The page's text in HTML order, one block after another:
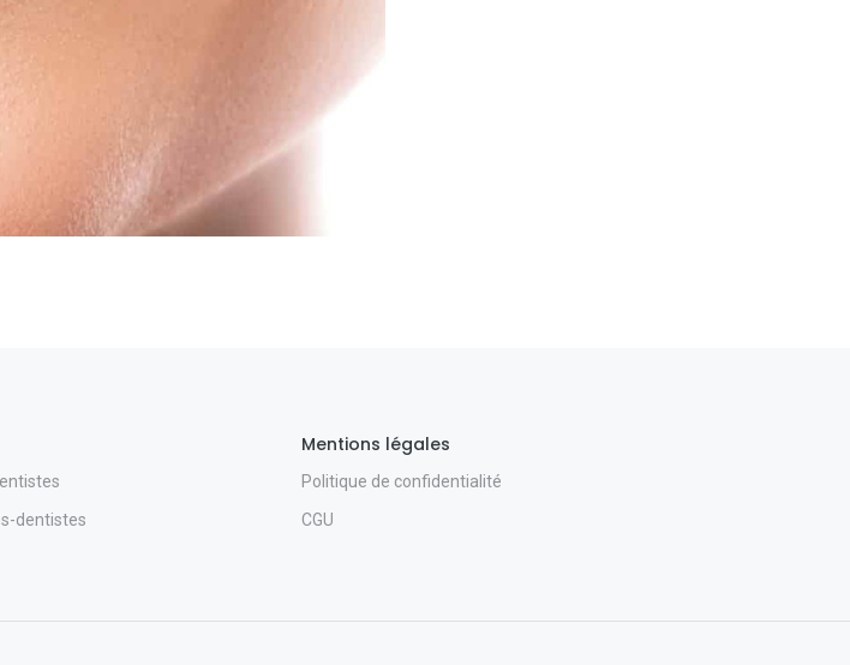
dentistes
Mentions légales
Politique de confidentialité
CGU